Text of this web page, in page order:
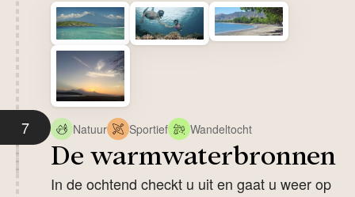
7 Natuur Sportief Wandeltocht
De warmwaterbronnen
In de ochtend checkt u uit en gaat u weer op